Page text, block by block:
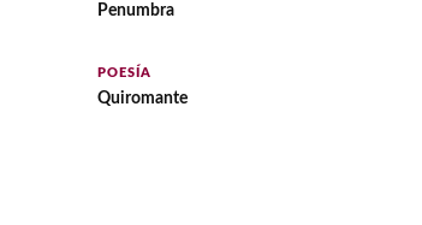
Penumbra
POESÍA
Quiromante